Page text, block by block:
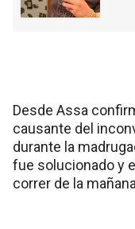
Desde Assa
causante del
durante la
fue solucionado y
correr de la